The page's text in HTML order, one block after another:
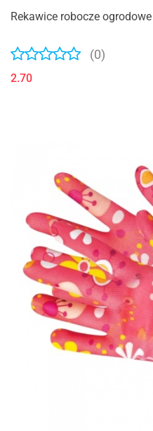
Rekawice robocze
(0)
2.70